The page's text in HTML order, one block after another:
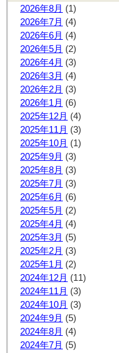
2026年8月 (1)
2026年7月 (4)
2026年6月 (4)
2026年5月 (2)
2026年4月 (3)
2026年3月 (4)
2026年2月 (3)
2026年1月 (6)
2025年12月 (4)
2025年11月 (3)
2025年10月 (1)
2025年9月 (3)
2025年8月 (3)
2025年7月 (3)
2025年6月 (6)
2025年5月 (2)
2025年4月 (4)
2025年3月 (5)
2025年2月 (3)
2025年1月 (2)
2024年12月 (11)
2024年11月 (3)
2024年10月 (3)
2024年9月 (5)
2024年8月 (4)
2024年7月 (5)